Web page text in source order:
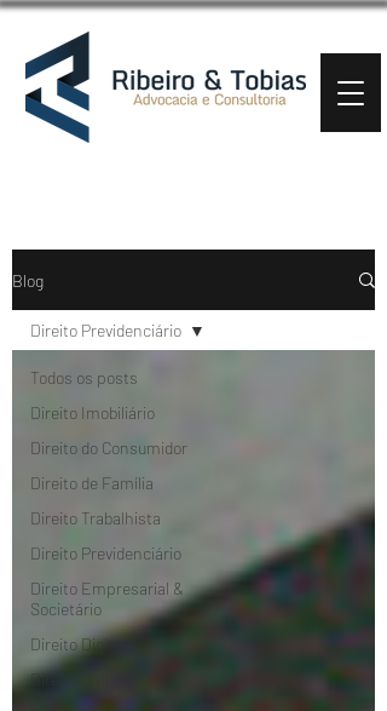
Blog
Todos os posts
Direito Imobiliário
Direito do Consumidor
Direito de Família
Direito Trabalhista
Direito Previdenciário
Direito Empresarial &
Societário
Direito Digital
Direito Civil
Direito Previdenciário